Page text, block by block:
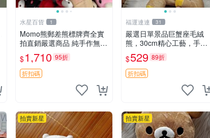
水星百貨 1
Momo熊郵差熊標牌齊全實
拍直銷嚴選商品 純手作無修
圖可收藏 郵差熊 Momo熊
標牌 商品
$1,710 95折
折扣碼
福運連連 31
嚴選日單景品巨蟹座毛絨
熊，30cm精心工藝，手感
軟糯推薦收藏送人 巨蟹座
毛絨玩具 精緻做工
$529 89折
折扣碼
拍賣新星 拍賣新星